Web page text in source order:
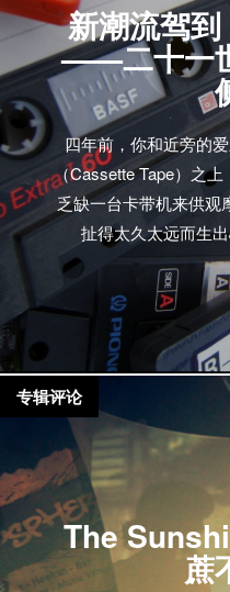
新潮流驾
——二十一
四年前，你和近旁的
（Cassette Tape）之
乏缺一台卡带机来供观
扯得太久太远而生
The
蔗
专辑评论